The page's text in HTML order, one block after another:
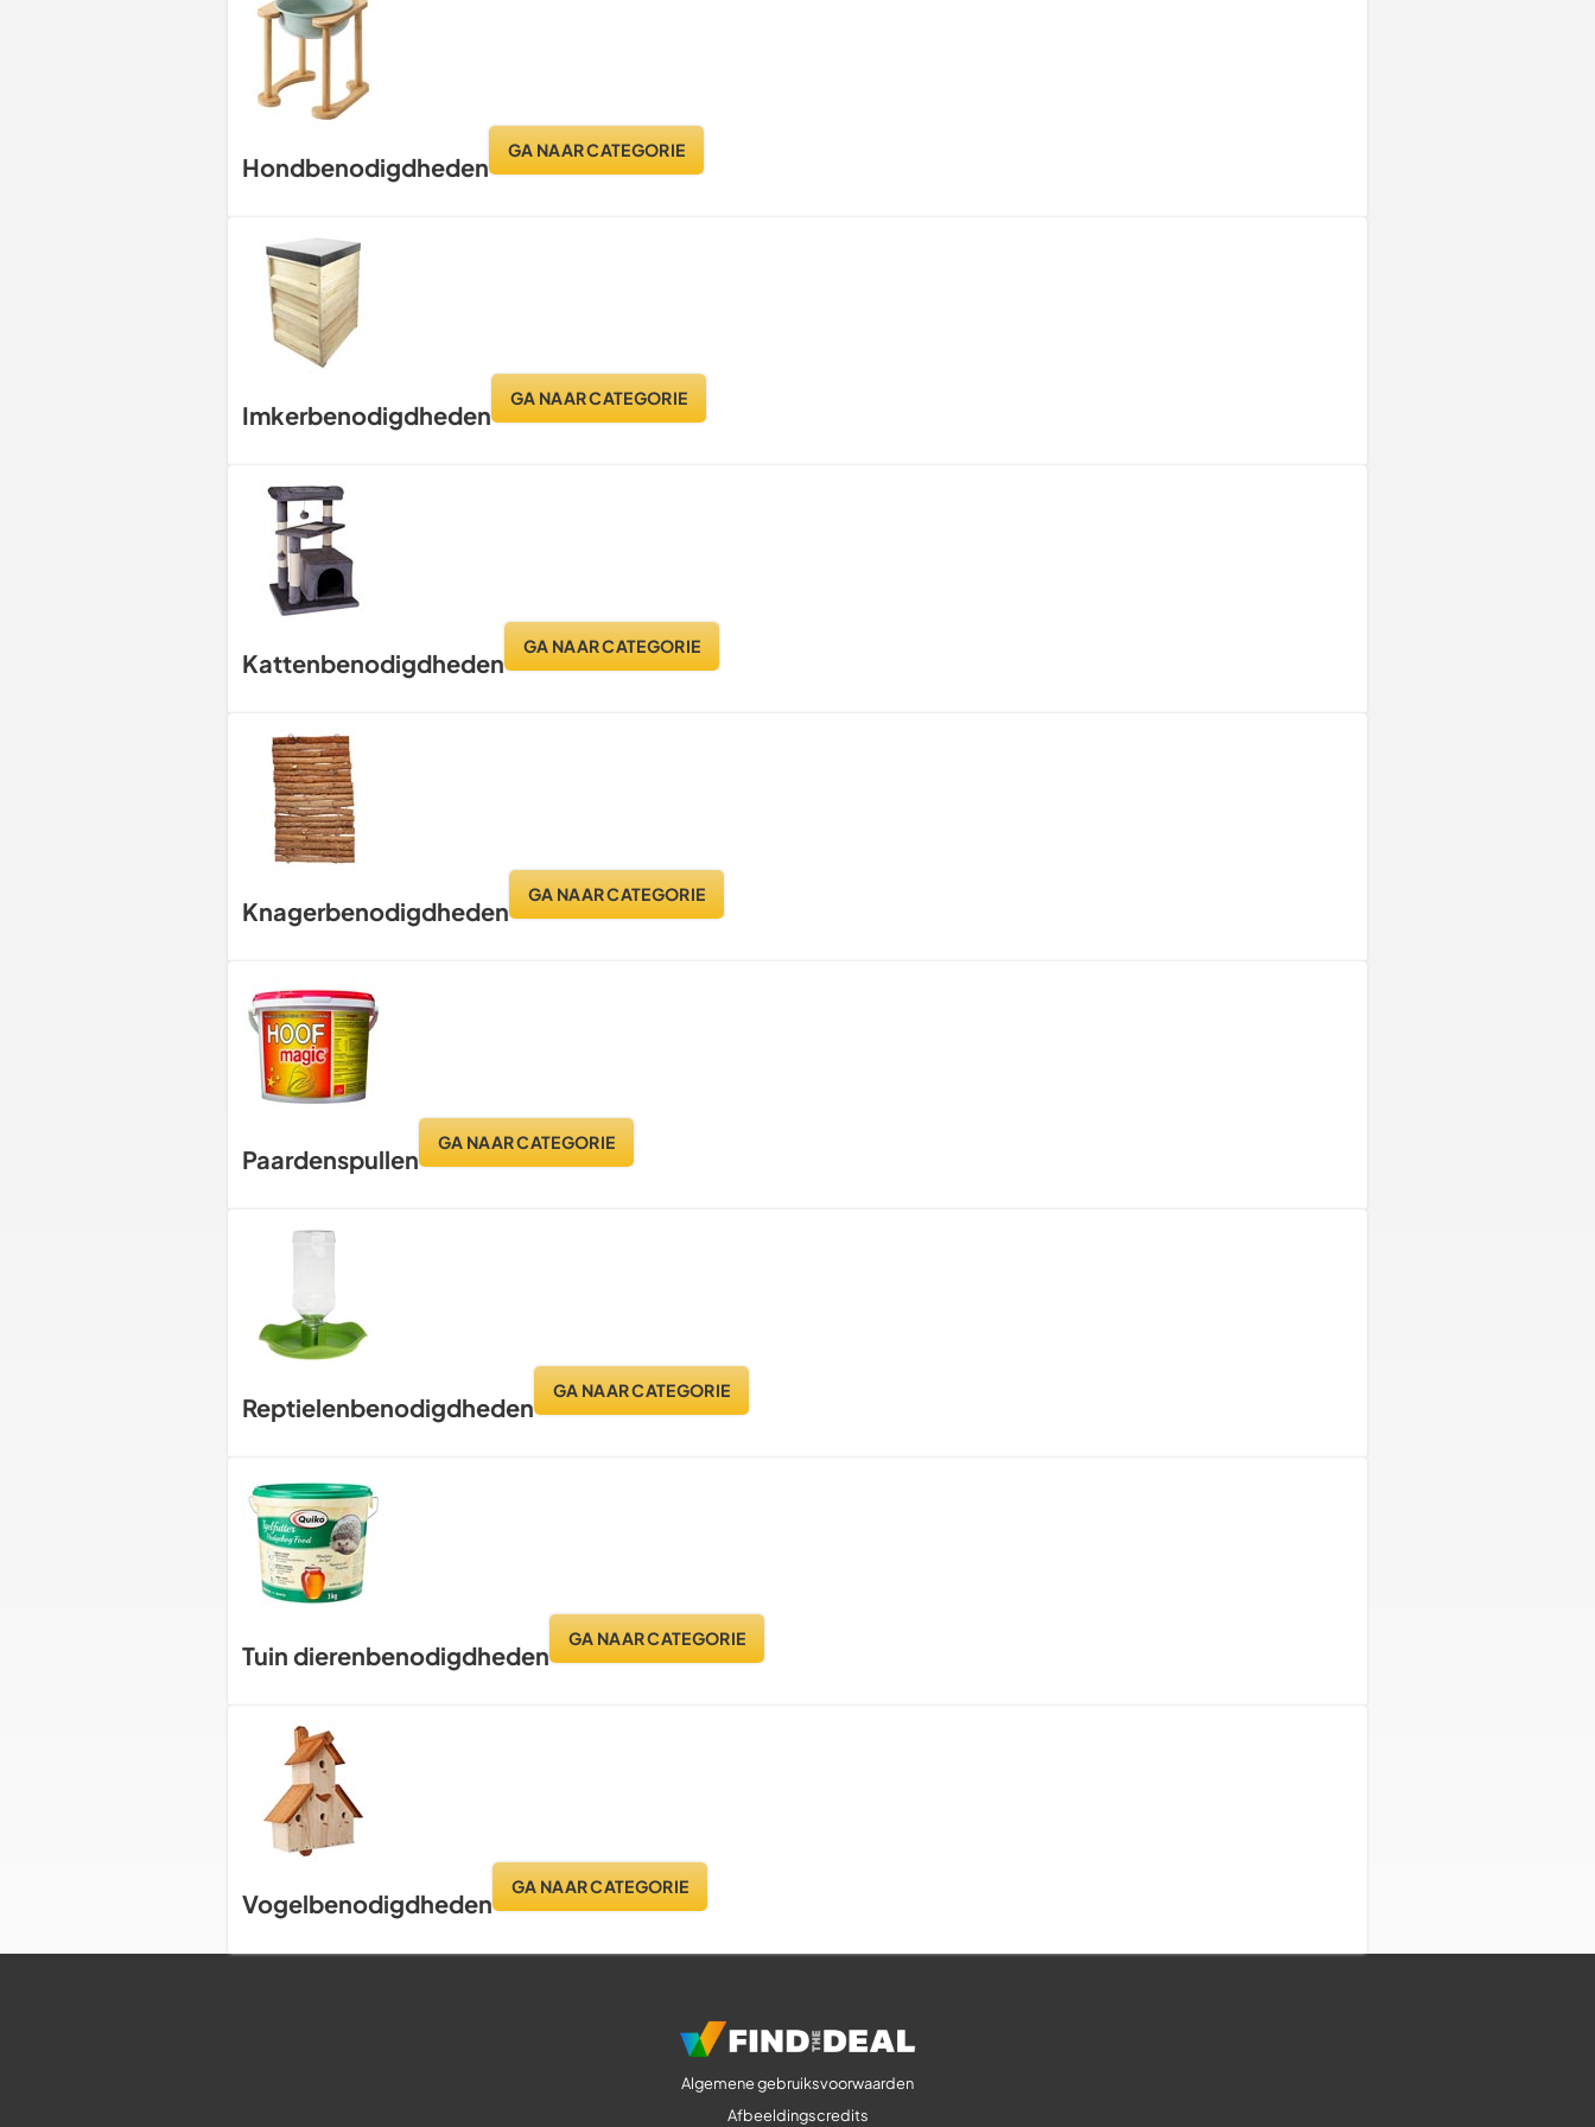
Hondbenodigdheden
GA NAAR CATEGORIE
Imkerbenodigdheden
GA NAAR CATEGORIE
Kattenbenodigdheden
GA NAAR CATEGORIE
Knagerbenodigdheden
GA NAAR CATEGORIE
Paardenspullen
GA NAAR CATEGORIE
Reptielenbenodigdheden
GA NAAR CATEGORIE
Tuin dierenbenodigdheden
GA NAAR CATEGORIE
Vogelbenodigdheden
GA NAAR CATEGORIE
Algemene gebruiksvoorwaarden
Afbeeldingscredits